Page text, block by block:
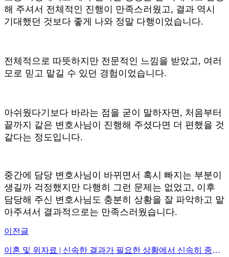
해 주셔서 전체적인 진행이 만족스러웠고 , 결과 역시
기대했던 것보다 좋게 나와 정말 다행이었습니다.
전체적으로 따뜻하지만 전문적인 느낌을 받았고 , 여러
모로 믿고 맡길 수 있던 경험이었습니다.
아쉬웠다기보다 바라는 점을 굳이 말하자면 , 처음부터
끝까지 같은 변호사님이 진행해 주셨다면 더 편했을 것
같다는 정도입니다.
중간에 담당 변호사님이 바뀌면서 혹시 빠지는 부분이
생길까 걱정했지만 다행히 그런 문제는 없었고 , 이후
담당해 주신 변호사님도 충분히 상황을 잘 파악하고 맡
아주셔서 결과적으로는 만족스러웠습니다.
이전글
이혼 및 위자료 | 신속한 결과가 필요한 상황에서 신속히 종결하고 원하는 결과도 받은 사례